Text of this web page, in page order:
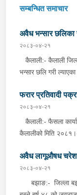
सम्बन्धित समाचार
अवैध भन्सार छलिका
२०८३-०४-२१
कैलाली:- कैलाली
भन्सार छलि गरी
जिल्ला प्रहरी कार्यालय
बेवारिसे अवस्थामा फेला
छ । कञ्चनपुर:- कञ्चनपुर जिल्लाको विभिन्न स्थानहरुबाट अवैध रुपमा
भारतबाट भन्सार छलि
बुधबार जिल्ला प्रहरी
प्रहरीले बेवारिसे
नियन्त्रणमा लिएको छ ।
फरार प्रतिवादी
२०८३-०४-२१
कैलाली:- फैसला
कैलालीको मिति
तोकिएको टिकापुर
प्रहरी कार्यालय
घर ठेगानाबाट पक्राउ
अवैध लागूऔषध चरेश
२०८३-०४-२१
बझाङ:- जिल्ला